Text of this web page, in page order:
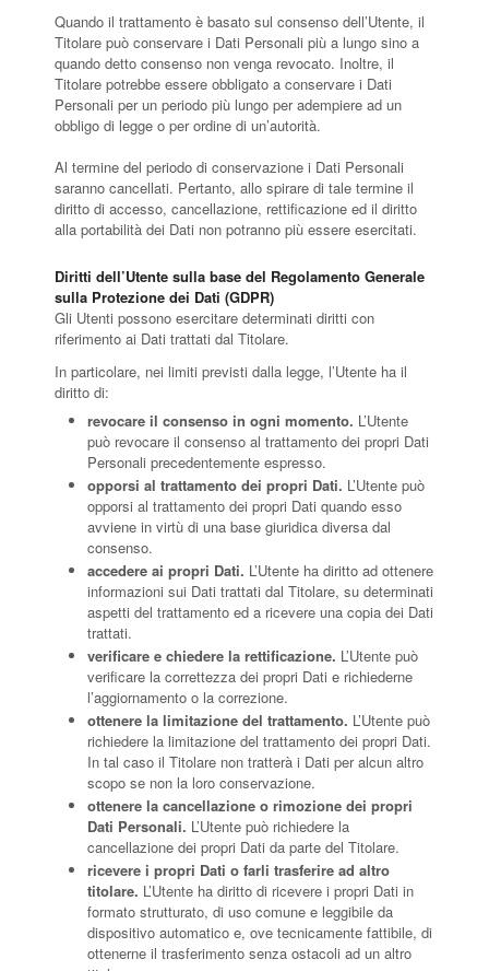
Quando il trattamento è basato sul consenso dell’Utente, il
Titolare può conservare i Dati Personali più a lungo sino a
quando detto consenso non venga revocato. Inoltre, il
Titolare potrebbe essere obbligato a conservare i Dati
Personali per un periodo più lungo per adempiere ad un
obbligo di legge o per ordine di un’autorità.
Al termine del periodo di conservazione i Dati Personali
saranno cancellati. Pertanto, allo spirare di tale termine il
diritto di accesso, cancellazione, rettificazione ed il diritto
alla portabilità dei Dati non potranno più essere esercitati.
Diritti dell’Utente sulla base del Regolamento Generale
sulla Protezione dei Dati (GDPR)
Gli Utenti possono esercitare determinati diritti con
riferimento ai Dati trattati dal Titolare.
In particolare, nei limiti previsti dalla legge, l’Utente ha il
diritto di:
revocare il consenso in ogni momento. L’Utente
può revocare il consenso al trattamento dei propri Dati
Personali precedentemente espresso.
opporsi al trattamento dei propri Dati. L’Utente può
opporsi al trattamento dei propri Dati quando esso
avviene in virtù di una base giuridica diversa dal
consenso.
accedere ai propri Dati. L’Utente ha diritto ad ottenere
informazioni sui Dati trattati dal Titolare, su determinati
aspetti del trattamento ed a ricevere una copia dei Dati
trattati.
verificare e chiedere la rettificazione. L’Utente può
verificare la correttezza dei propri Dati e richiederne
l’aggiornamento o la correzione.
ottenere la limitazione del trattamento. L’Utente può
richiedere la limitazione del trattamento dei propri Dati.
In tal caso il Titolare non tratterà i Dati per alcun altro
scopo se non la loro conservazione.
ottenere la cancellazione o rimozione dei propri
Dati Personali. L’Utente può richiedere la
cancellazione dei propri Dati da parte del Titolare.
ricevere i propri Dati o farli trasferire ad altro
titolare. L’Utente ha diritto di ricevere i propri Dati in
formato strutturato, di uso comune e leggibile da
dispositivo automatico e, ove tecnicamente fattibile, di
ottenerne il trasferimento senza ostacoli ad un altro